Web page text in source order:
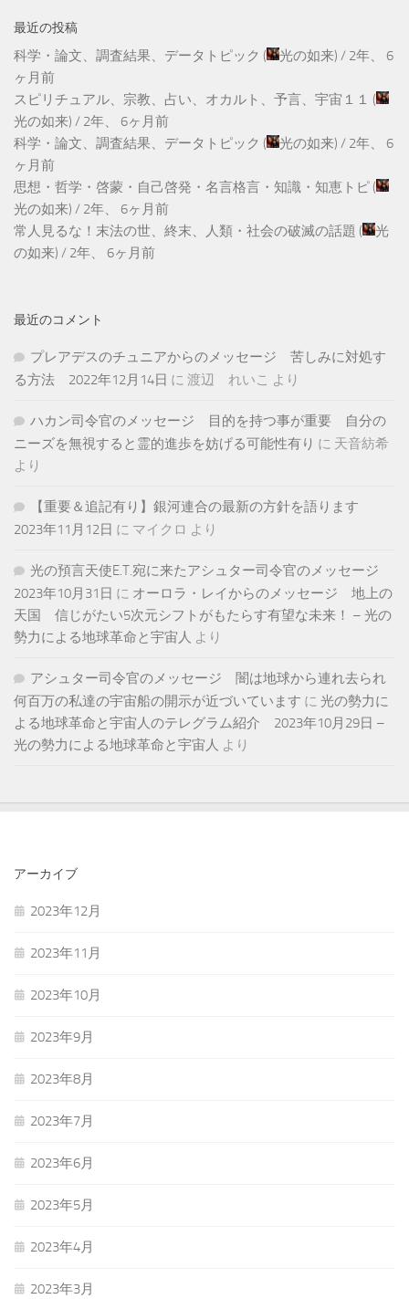
最近の投稿
科学・論文、調査結果、データトピック ( 光の如来) / 2年、 6
ヶ月前
スピリチュアル、宗教、占い、オカルト、予言、宇宙１１ (
光の如来) / 2年、 6ヶ月前
科学・論文、調査結果、データトピック ( 光の如来) / 2年、 6
ヶ月前
思想・哲学・啓蒙・自己啓発・名言格言・知識・知恵トピ (
光の如来) / 2年、 6ヶ月前
常人見るな！末法の世、終末、人類・社会の破滅の話題 (
光
の如来) / 2年、 6ヶ月前
最近のコメント
プレアデスのチュニアからのメッセージ 苦しみに対処す
る方法 2022年12月14日 に 渡辺 れいこ より
ハカン司令官のメッセージ 目的を持つ事が重要 自分の
ニーズを無視すると霊的進歩を妨げる可能性有り に 天音紡希
より
【重要＆追記有り】銀河連合の最新の方針を語ります
2023年11月12日 に マイクロ より
光の預言天使E.T.宛に来たアシュター司令官のメッセージ
2023年10月31日 に オーロラ・レイからのメッセージ 地上の
天国 信じがたい5次元シフトがもたらす有望な未来！ – 光の
勢力による地球革命と宇宙人 より
アシュター司令官のメッセージ 闇は地球から連れ去られ
何百万の私達の宇宙船の開示が近づいています に 光の勢力に
よる地球革命と宇宙人のテレグラム紹介 2023年10月29日 –
光の勢力による地球革命と宇宙人 より
アーカイブ
2023年12月
2023年11月
2023年10月
2023年9月
2023年8月
2023年7月
2023年6月
2023年5月
2023年4月
2023年3月